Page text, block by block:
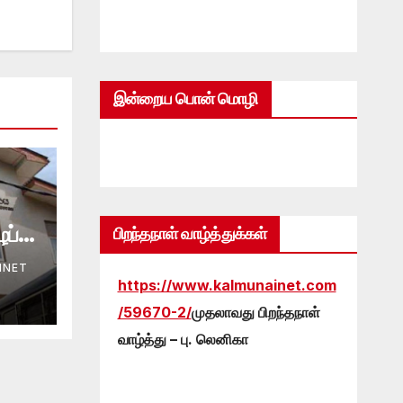
இன்றைய பொன் மொழி
பிறந்தநாள் வாழ்த்துக்கள்
https://www.kalmunainet.com
/59670-2/முதலாவது பிறந்தநாள்
வாழ்த்து – பு. லெனிகா